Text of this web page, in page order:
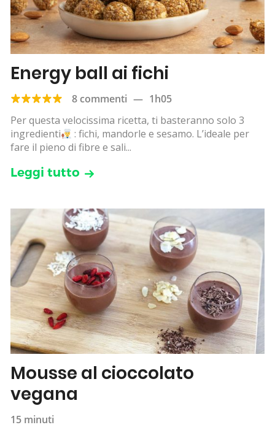
Energy ball ai fichi
8 commenti — 1h05
Per questa velocissima ricetta, ti basteranno solo 3
ingredienti
: fichi, mandorle e sesamo. L’ideale per
fare il pieno di fibre e sali...
Leggi tutto
Mousse al cioccolato
vegana
15 minuti